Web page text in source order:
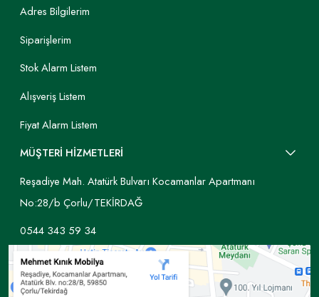
Adres Bilgilerim
Siparişlerim
Stok Alarm Listem
Alışveriş Listem
Fiyat Alarm Listem
MÜŞTERİ HİZMETLERİ
Reşadiye Mah. Atatürk Bulvarı Kocamanlar Apartmanı
No:28/b Çorlu/TEKİRDAĞ
0544 343 59 34